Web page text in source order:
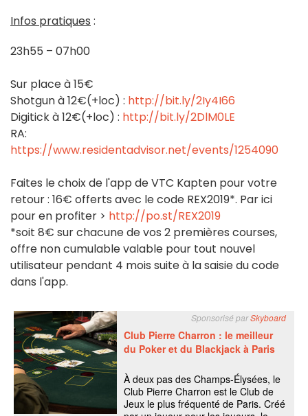
Infos pratiques :
23h55 – 07h00
Sur place à 15€
Shotgun à 12€(+loc) : http://bit.ly/2Iy4I66
Digitick à 12€(+loc) : http://bit.ly/2DlM0LE
RA:
https://www.residentadvisor.net/events/1254090
Faites le choix de l'app de VTC Kapten pour votre
retour : 16€ offerts avec le code REX2019*. Par ici
pour en profiter > http://po.st/REX2019
*soit 8€ sur chacune de vos 2 premières courses,
offre non cumulable valable pour tout nouvel
utilisateur pendant 4 mois suite à la saisie du code
dans l'app.